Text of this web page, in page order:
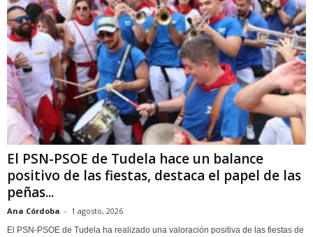
El PSN-PSOE de Tudela hace un balance
positivo de las fiestas, destaca el papel de las
peñas...
Ana Córdoba - 1 agosto, 2026
El PSN-PSOE de Tudela ha realizado una valoración positiva de las fiestas de